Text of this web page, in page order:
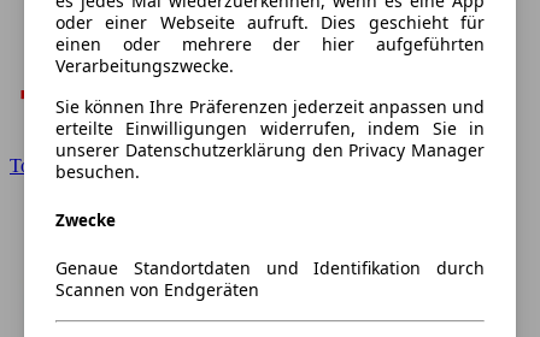
Toyota
oder einer Webseite aufruft. Dies geschieht für
einen oder mehrere der hier aufgeführten
Verarbeitungszwecke.
Sie können Ihre Präferenzen jederzeit anpassen und
erteilte Einwilligungen widerrufen, indem Sie in
unserer Datenschutzerklärung den Privacy Manager
besuchen.
Zwecke
Genaue Standortdaten und Identifikation durch
Scannen von Endgeräten